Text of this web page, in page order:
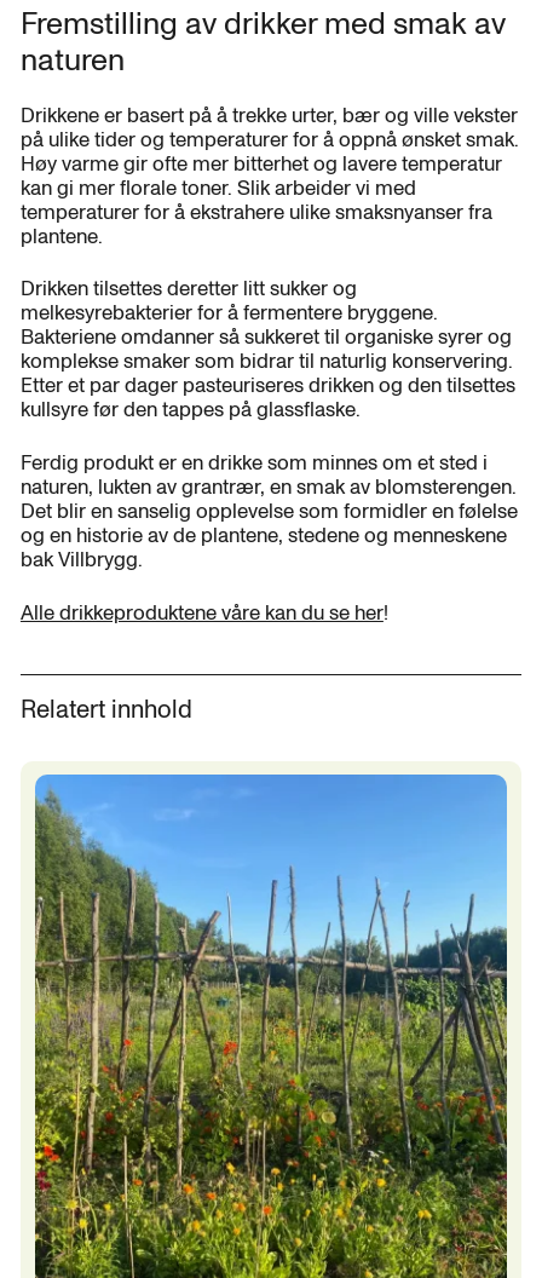
Fremstilling av drikker med smak av
naturen
Drikkene er basert på å trekke urter, bær og ville vekster
på ulike tider og temperaturer for å oppnå ønsket smak.
Høy varme gir ofte mer bitterhet og lavere temperatur
kan gi mer florale toner. Slik arbeider vi med
temperaturer for å ekstrahere ulike smaksnyanser fra
plantene.
Drikken tilsettes deretter litt sukker og
melkesyrebakterier for å fermentere bryggene.
Bakteriene omdanner så sukkeret til organiske syrer og
komplekse smaker som bidrar til naturlig konservering.
Etter et par dager pasteuriseres drikken og den tilsettes
kullsyre før den tappes på glassflaske.
Ferdig produkt er en drikke som minnes om et sted i
naturen, lukten av grantrær, en smak av blomsterengen.
Det blir en sanselig opplevelse som formidler en følelse
og en historie av de plantene, stedene og menneskene
bak Villbrygg.
Alle drikkeproduktene våre kan du se her!
Relatert innhold